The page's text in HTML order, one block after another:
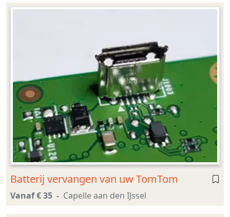
Batterij vervangen van uw TomTom
Vanaf € 35 Capelle aan den IJssel